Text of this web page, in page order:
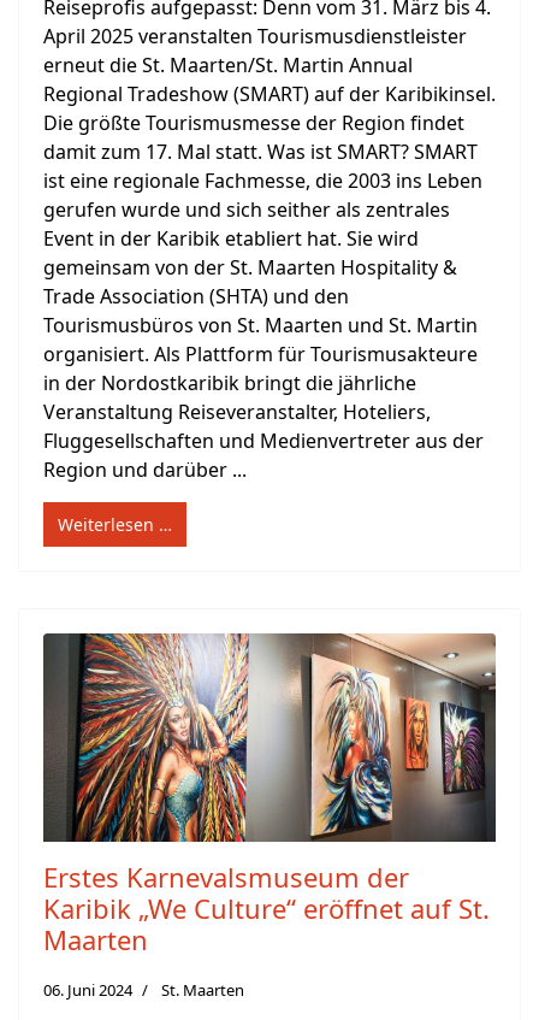
Reiseprofis aufgepasst: Denn vom 31. März bis 4.
April 2025 veranstalten Tourismusdienstleister
erneut die St. Maarten/St. Martin Annual
Regional Tradeshow (SMART) auf der Karibikinsel.
Die größte Tourismusmesse der Region findet
damit zum 17. Mal statt. Was ist SMART? SMART
ist eine regionale Fachmesse, die 2003 ins Leben
gerufen wurde und sich seither als zentrales
Event in der Karibik etabliert hat. Sie wird
gemeinsam von der St. Maarten Hospitality &
Trade Association (SHTA) und den
Tourismusbüros von St. Maarten und St. Martin
organisiert. Als Plattform für Tourismusakteure
in der Nordostkaribik bringt die jährliche
Veranstaltung Reiseveranstalter, Hoteliers,
Fluggesellschaften und Medienvertreter aus der
Region und darüber ...
Weiterlesen …
Erstes Karnevalsmuseum der
Karibik „We Culture“ eröffnet auf St.
Maarten
06. Juni 2024 St. Maarten